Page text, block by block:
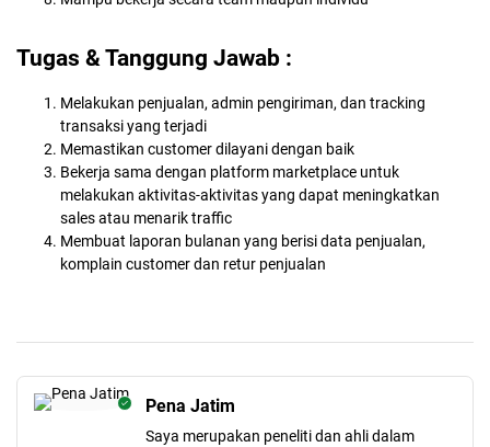
Tugas & Tanggung Jawab :
Melakukan penjualan, admin pengiriman, dan tracking
transaksi yang terjadi
Memastikan customer dilayani dengan baik
Bekerja sama dengan platform marketplace untuk
melakukan aktivitas-aktivitas yang dapat meningkatkan
sales atau menarik traffic
Membuat laporan bulanan yang berisi data penjualan,
komplain customer dan retur penjualan
Pena Jatim
Saya merupakan peneliti dan ahli dalam